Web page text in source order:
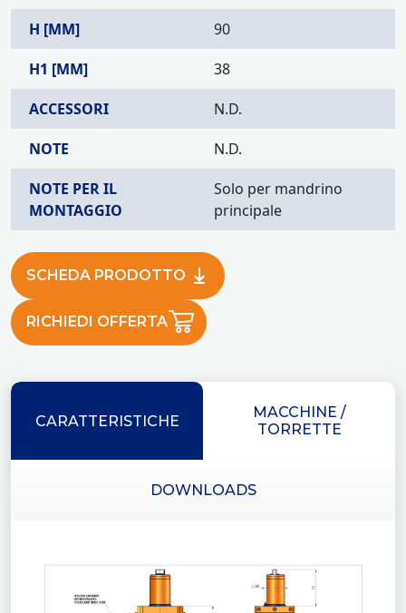
H [MM]
90
H1 [MM]
38
ACCESSORI
N.D.
NOTE
N.D.
NOTE PER IL
MONTAGGIO
Solo per mandrino
principale
SCHEDA PRODOTTO
RICHIEDI OFFERTA
CARATTERISTICHE
MACCHINE /
TORRETTE
DOWNLOADS